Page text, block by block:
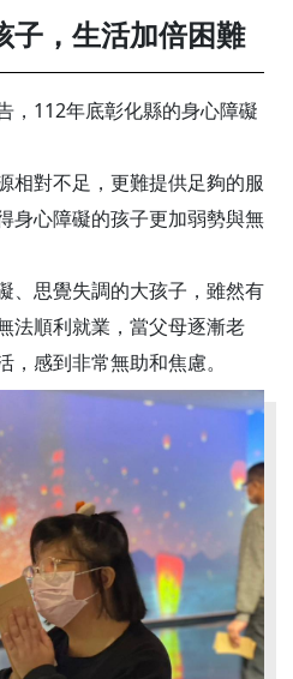
子，生活加倍困難
，112年底彰化縣的身心障礙
相對不足，更難提供足夠的服
身心障礙的孩子更加弱勢與無
、思覺失調的大孩子，雖然有
法順利就業，當父母逐漸老
感到非常無助和焦慮。